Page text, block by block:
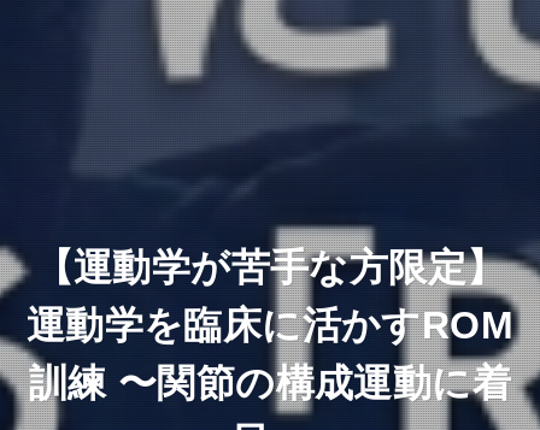
【運動学が苦手な方限定】
運動学を臨床に活かすROM
訓練 〜関節の構成運動に着